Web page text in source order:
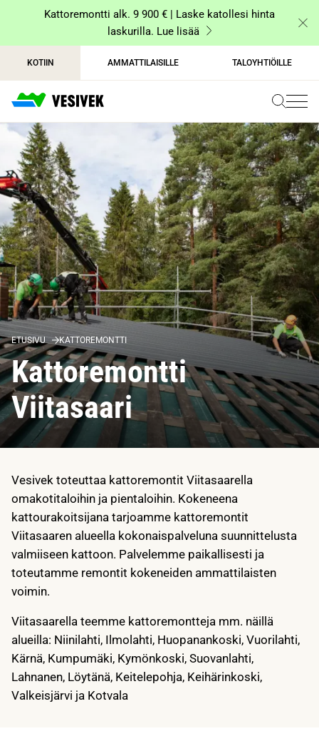
sisältöönKattoremontti alk. 9 900 € | Laske katollesi hinta
laskurilla. Lue lisää
KOTIIN AMMATTILAISILLE TALOYHTIÖILLE
ETUSIVU KATTOREMONTTI
Kattoremontti
Viitasaari
Vesivek toteuttaa kattoremontit Viitasaarella
omakotitaloihin ja pientaloihin. Kokeneena
kattourakoitsijana tarjoamme kattoremontit
Viitasaaren alueella kokonaispalveluna suunnittelusta
valmiiseen kattoon. Palvelemme paikallisesti ja
toteutamme remontit kokeneiden ammattilaisten
voimin.
Viitasaarella teemme kattoremontteja mm. näillä
alueilla: Niinilahti, Ilmolahti, Huopanankoski, Vuorilahti,
Kärnä, Kumpumäki, Kymönkoski, Suovanlahti,
Lahnanen, Löytänä, Keitelepohja, Keihärinkoski,
Valkeisjärvi ja Kotvala